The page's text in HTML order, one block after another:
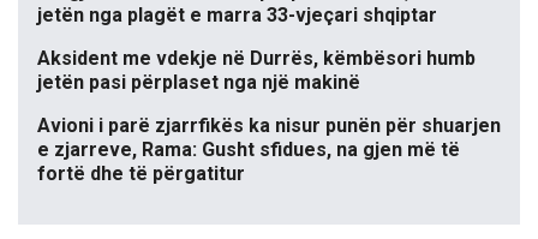
jetën nga plagët e marra 33-vjeçari shqiptar
Aksident me vdekje në Durrës, këmbësori humb
jetën pasi përplaset nga një makinë
Avioni i parë zjarrfikës ka nisur punën për shuarjen
e zjarreve, Rama: Gusht sfidues, na gjen më të
fortë dhe të përgatitur